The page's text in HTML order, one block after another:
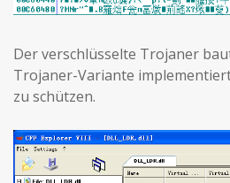
Der verschlüsselte Trojaner
Trojaner-Variante
zu schützen.